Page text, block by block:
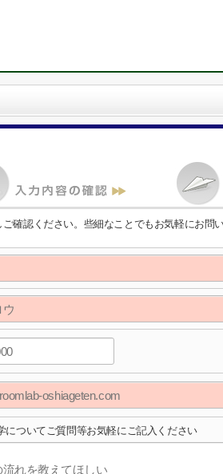
確認ください。些細なことでもお気軽にお問
についてご質問等お気軽にご記入ください